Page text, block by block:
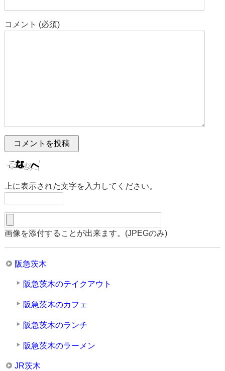
コメント (必須)
上に表示された文字を入力してください。
画像を添付することが出来ます。(JPEGのみ)
阪急茨木
阪急茨木のテイクアウト
阪急茨木のカフェ
阪急茨木のランチ
阪急茨木のラーメン
JR茨木